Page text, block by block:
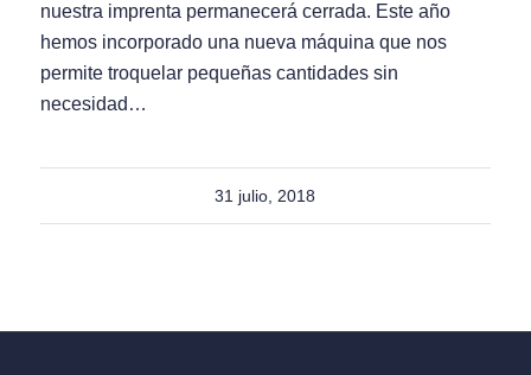
nuestra imprenta permanecerá cerrada. Este año
hemos incorporado una nueva máquina que nos
permite troquelar pequeñas cantidades sin
necesidad…
31 julio, 2018